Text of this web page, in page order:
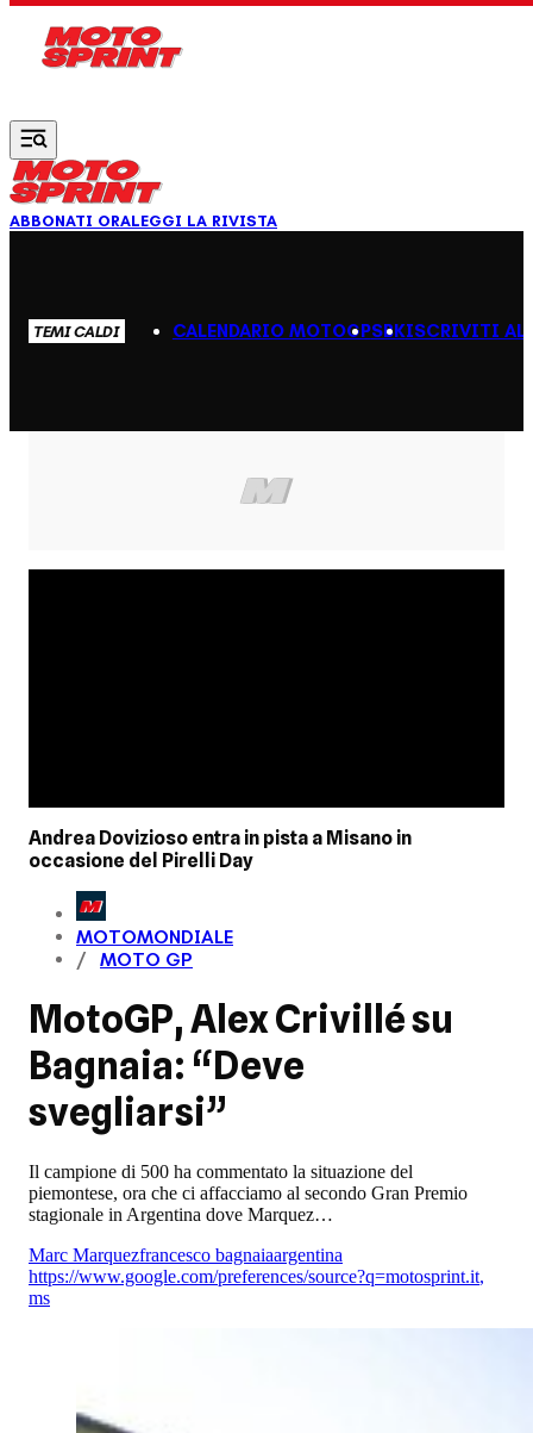
ABBONATI ORALEGGI LA RIVISTA
TEMI CALDI CALENDARIO MOTOGPSBKISCRIVITI AL
Andrea Dovizioso entra in pista a Misano in
occasione del Pirelli Day
MOTOMONDIALE
MOTO GP
MotoGP, Alex Crivillé su
Bagnaia: “Deve
svegliarsi”
Il campione di 500 ha commentato la situazione del
piemontese, ora che ci affacciamo al secondo Gran Premio
stagionale in Argentina dove Marquez…
Marc Marquezfrancesco bagnaiaargentina
https://www.google.com/preferences/source?q=motosprint.it,
ms